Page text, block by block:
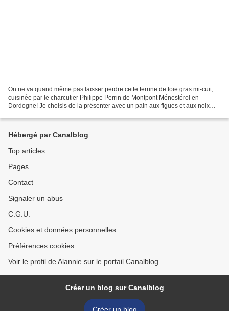
On ne va quand même pas laisser perdre cette terrine de foie gras mi-cuit,
cuisinée par le charcutier Philippe Perrin de Montpont Ménestérol en
Dordogne! Je choisis de la présenter avec un pain aux figues et aux noix
Hébergé par Canalblog
Top articles
Pages
Contact
Signaler un abus
C.G.U.
Cookies et données personnelles
Préférences cookies
Voir le profil de Alannie sur le portail Canalblog
Créer un blog sur Canalblog